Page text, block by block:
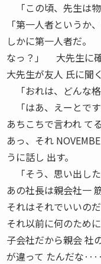
「この頃、先生は
「第一人者というか
しかに第一人者だ。
なっ？」 大先生に確
大先生が友人 氏に聞く
「おれは、どんな
「はあ、えーとです
あちこちで言われ て
あっ、それ
うに話し 出す。
「そう、思い出した
あの社長は親会社一
それはそれでいいの
それ以前に何のため
子会社だから親会 社
が違って たんだな